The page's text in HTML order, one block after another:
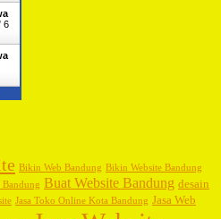
6
Bikin Web Bandung Bikin Website Bandung
Bandung Buat Website Bandung desain
Jasa Toko Online Kota Bandung Jasa Web